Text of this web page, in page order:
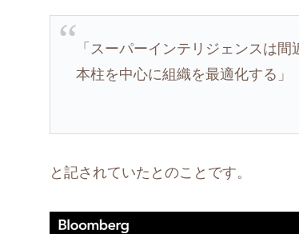
「スーパーインテリジェンスは
本柱を中心に組織を最適化する」
と記されていたとのことです。